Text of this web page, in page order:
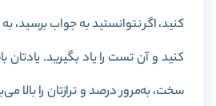
کنید، اگر نتوانستید به جواب
کنید و آن تست را یاد بگیرید.
سخت، به‌مرور درصد و ترازتان را